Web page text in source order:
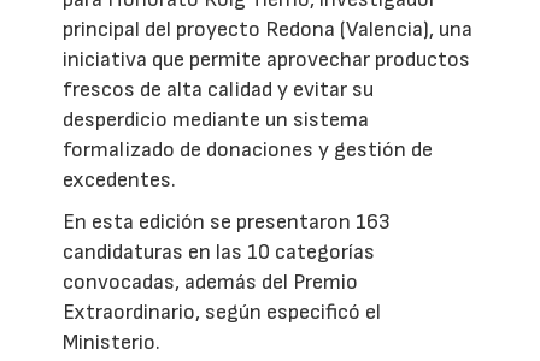
principal del proyecto Redona (Valencia), una
iniciativa que permite aprovechar productos
frescos de alta calidad y evitar su
desperdicio mediante un sistema
formalizado de donaciones y gestión de
excedentes.
En esta edición se presentaron 163
candidaturas en las 10 categorías
convocadas, además del Premio
Extraordinario, según especificó el
Ministerio.